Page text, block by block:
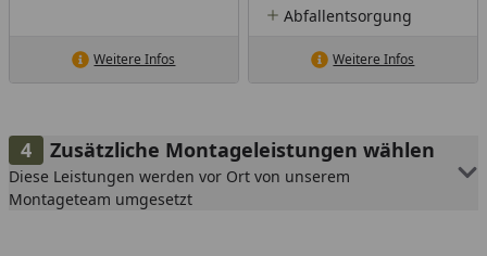
Weitere Infos
Abfallentsorgung
Weitere Infos
Zusätzliche Montageleistungen wählen
Diese Leistungen werden vor Ort von unserem
Montageteam umgesetzt